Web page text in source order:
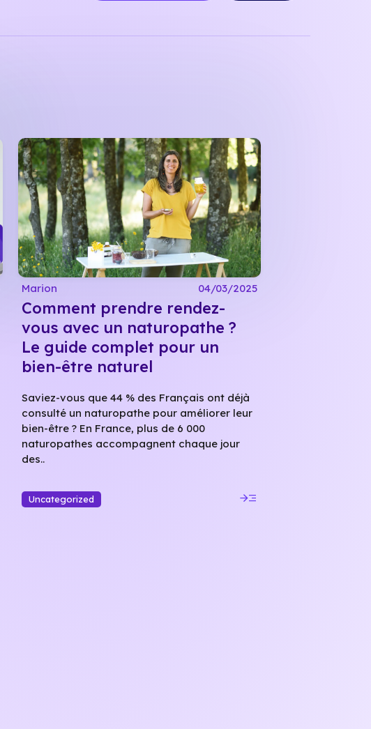
Marion 04/03/2025
Comment prendre rendez-
vous avec un naturopathe ?
Le guide complet pour un
bien-être naturel
Saviez-vous que 44 % des Français ont déjà
consulté un naturopathe pour améliorer leur
bien-être ? En France, plus de 6 000
naturopathes accompagnent chaque jour
des..
Uncategorized read_more